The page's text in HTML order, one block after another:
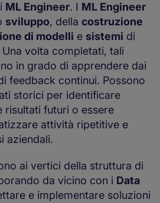
ML Engineer. I ML Engineer
sviluppo, della costruzione
di modelli e sistemi di
Una volta completati, tali
in grado di apprendere dai
feedback continui. Possono
storici per identificare
risultati futuri o essere
attività ripetitive e
aziendali.
ai vertici della struttura di
da vicino con i Data
e implementare soluzioni